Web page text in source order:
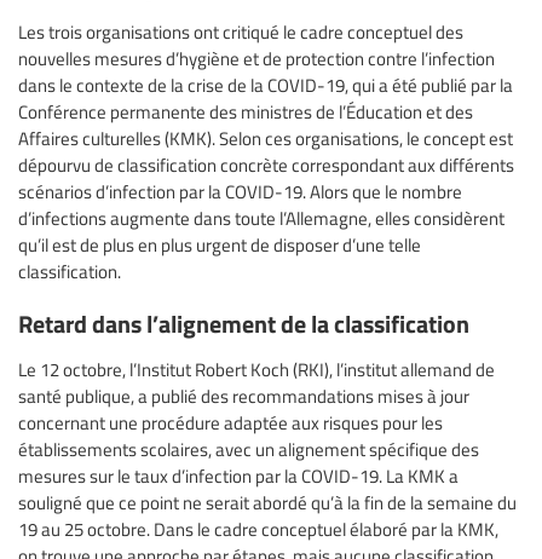
Les trois organisations ont critiqué le cadre conceptuel des
nouvelles mesures d’hygiène et de protection contre l’infection
dans le contexte de la crise de la COVID-19, qui a été publié par la
Conférence permanente des ministres de l’Éducation et des
Affaires culturelles (KMK). Selon ces organisations, le concept est
dépourvu de classification concrète correspondant aux différents
scénarios d’infection par la COVID-19. Alors que le nombre
d’infections augmente dans toute l’Allemagne, elles considèrent
qu’il est de plus en plus urgent de disposer d’une telle
classification.
Retard dans l’alignement de la classification
Le 12 octobre, l’Institut Robert Koch (RKI), l’institut allemand de
santé publique, a publié des recommandations mises à jour
concernant une procédure adaptée aux risques pour les
établissements scolaires, avec un alignement spécifique des
mesures sur le taux d’infection par la COVID-19. La KMK a
souligné que ce point ne serait abordé qu’à la fin de la semaine du
19 au 25 octobre. Dans le cadre conceptuel élaboré par la KMK,